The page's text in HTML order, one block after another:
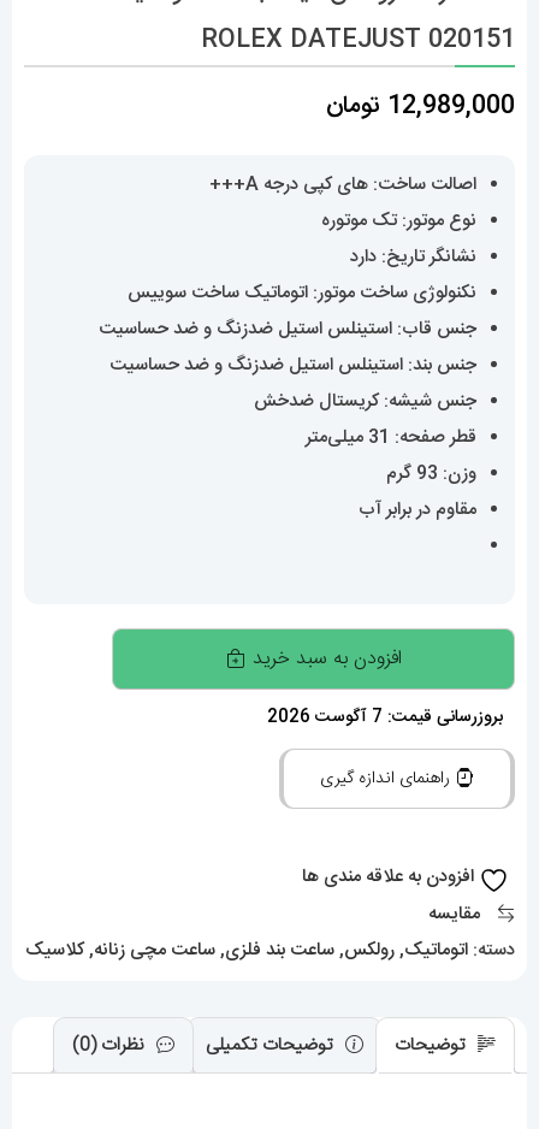
020151 ROLEX DATEJUST
12,989,000 تومان
اصالت ساخت: های کپی درجه A+++
نوع موتور: تک موتوره
نشانگر تاریخ: دارد
نکنولوژی ساخت موتور: اتوماتیک ساخت سوییس
جنس قاب: استینلس استیل ضدزنگ و ضد حساسیت
جنس بند: استینلس استیل ضدزنگ و ضد حساسیت
جنس شیشه: کریستال ضدخش
قطر صفحه: 31 میلی‌متر
وزن: 93 گرم
مقاوم در برابر آب
ساعت
زنانه
رولکس
دیت
جاست
020151
ROLEX
افزودن به سبد خرید
بروزرسانی قیمت: 7 آگوست 2026
راهنمای اندازه گیری
افزودن به علاقه مندی ها
مقایسه
دسته: اتوماتیک,رولکس,ساعت بند فلزی,ساعت مچی زنانه,کلاسیک
توضیحات توضیحات تکمیلی نظرات (0)